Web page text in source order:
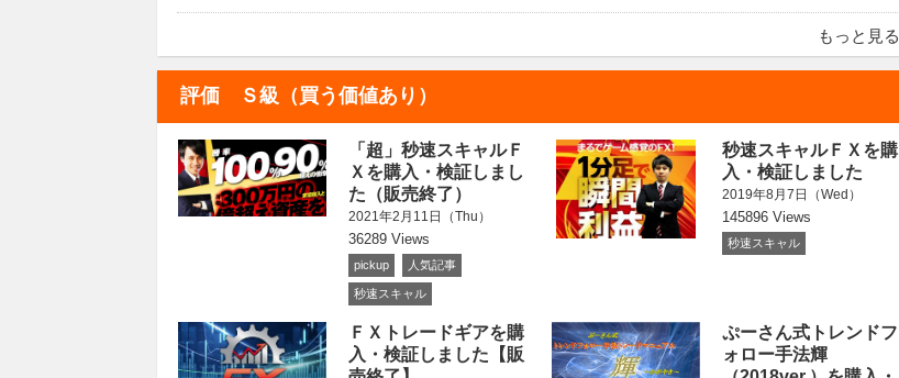
もっと見る
評価 Ｓ級（買う価値あり）
「超」秒速スキャルＦ
Ｘを購入・検証しまし
た（販売終了）
2021年2月11日（Thu）
36289 Views
pickup 人気記事
秒速スキャル
秒速スキャルＦＸを購
入・検証しました
2019年8月7日（Wed）
145896 Views
秒速スキャル
ＦＸトレードギアを購
入・検証しました【販
ぷーさん式トレンドフ
ォロー手法輝